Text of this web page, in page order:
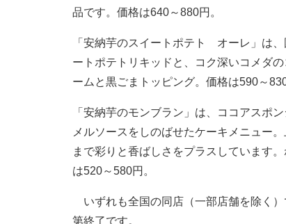
品です。価格は640～880円。
「安納芋のスイートポテト オーレ」は
ートポテトリキッドと、コク深いコメダ
ームと黒ごまトッピング。価格は590～830
「安納芋のモンブラン」は、ココアスポ
メルソースをしのばせたケーキメニュー
まで彩りと香ばしさをプラスしています
は520～580円。
いずれも全国の同店（一部店舗を除く
第終了です。